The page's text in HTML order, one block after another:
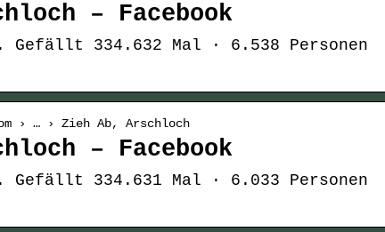
– Facebook
Gefällt 334.632 Mal · 6.538 Personen
› … › Zieh Ab, Arschloch
– Facebook
Gefällt 334.631 Mal · 6.033 Personen